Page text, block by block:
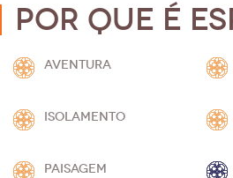
Por que é
AVENTURA
ISOLAMENTO
PAISAGEM